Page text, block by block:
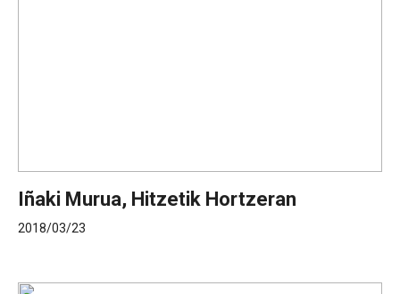
Iñaki Murua, Hitzetik Hortzeran
2018/03/23